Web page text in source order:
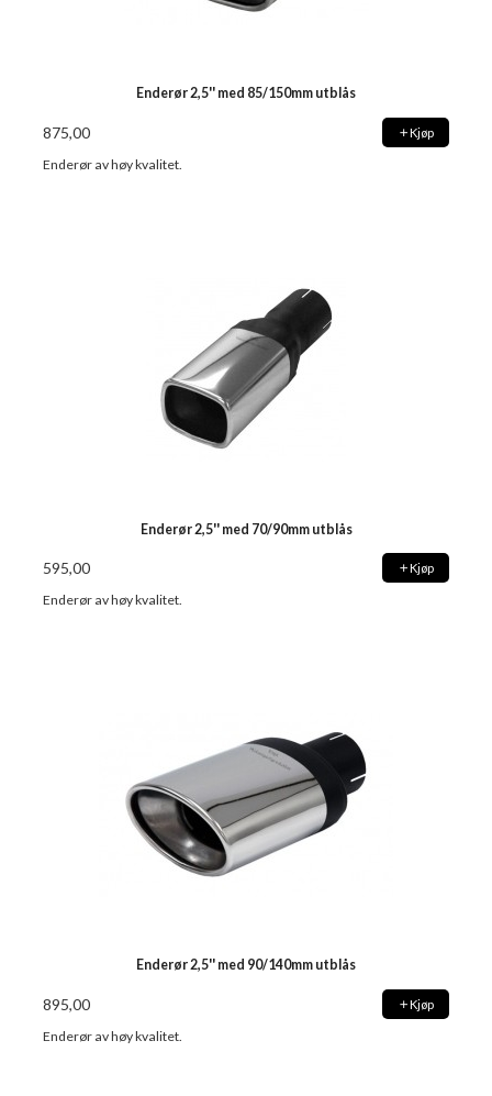
Enderør 2,5'' med 85/150mm utblås
875,00 Kjøp
Enderør av høy kvalitet.
Enderør 2,5'' med 70/90mm utblås
595,00 Kjøp
Enderør av høy kvalitet.
Enderør 2,5'' med 90/140mm utblås
895,00 Kjøp
Enderør av høy kvalitet.